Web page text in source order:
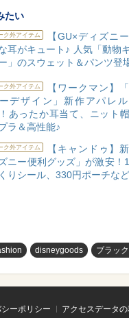
たい
ク外アイテム
【GU×ディズニ
耳がキュート♪ 人気「動物
」のスウェット＆パンツ登
ク外アイテム
【ワークマン】
デザイン」新作アパレ
あったか耳当て、ニット
ラ＆高性能♪
ク外アイテム
【キャンドゥ】
ニー便利グッズ」が激安！
りシール、330円ポーチな
disneygoods ブラッ
ーポリシー アクセスデータ